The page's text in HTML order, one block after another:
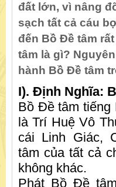
đất lớn, vì nâng
sạch tất cả cáu
đến Bồ Đề tâm
tâm là gì?
hành Bồ Đề tâm
I). Định Nghĩa:
Bồ Đề tâm tiếng
là Trí Huệ Vô
cái Linh Giác,
tâm của tất cả
không khác.
Phát Bồ Đề